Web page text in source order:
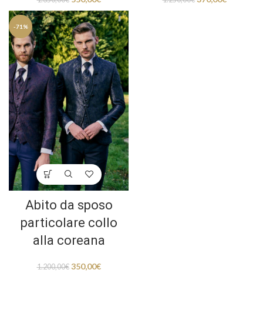
-71%
Abito da sposo
particolare collo
alla coreana
1.200,00€ 350,00€